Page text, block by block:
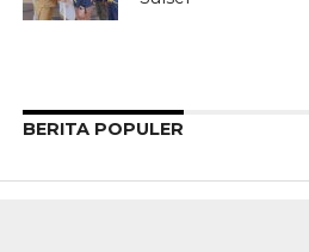
BERITA POPULER